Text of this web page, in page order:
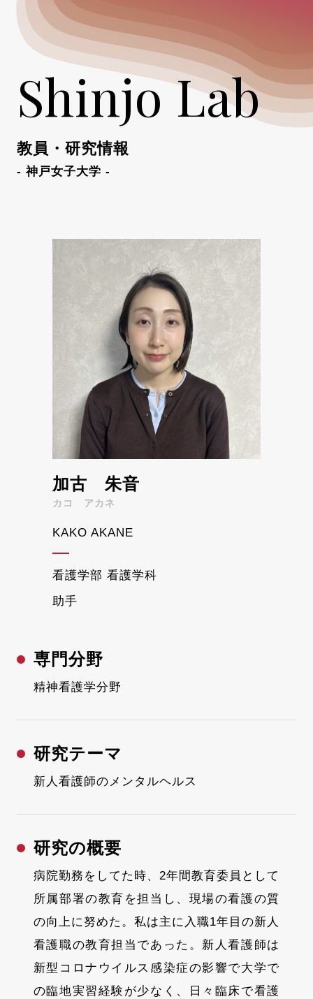
Shinjo Lab
教員・研究情報
- 神戸女子大学 -
加古 朱音
カコ アカネ
KAKO AKANE
看護学部 看護学科
助手
専門分野
精神看護学分野
研究テーマ
新人看護師のメンタルヘルス
研究の概要
病院勤務をしてた時、2年間教育委員として
所属部署の教育を担当し、現場の看護の質
の向上に努めた。私は主に入職1年目の新人
看護職の教育担当であった。新人看護師は
新型コロナウイルス感染症の影響で大学で
の臨地実習経験が少なく、日々臨床で看護